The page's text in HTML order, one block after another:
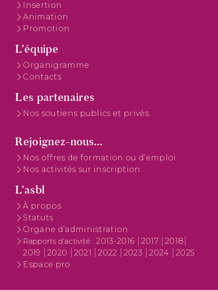
Insertion
Animation
Promotion
L’équipe
Organigramme
Contacts
Les partenaires
Nos soutiens publics et privés
Rejoignez-nous...
Nos offres de formation ou d’emploi
Nos activités sur inscription
L’asbl
À propos
Statuts
Organe d’administration
Rapports d’activité :2013-2016 2017
2018
2019
2020 2021 2022 2023 2024
2025
Espace pro